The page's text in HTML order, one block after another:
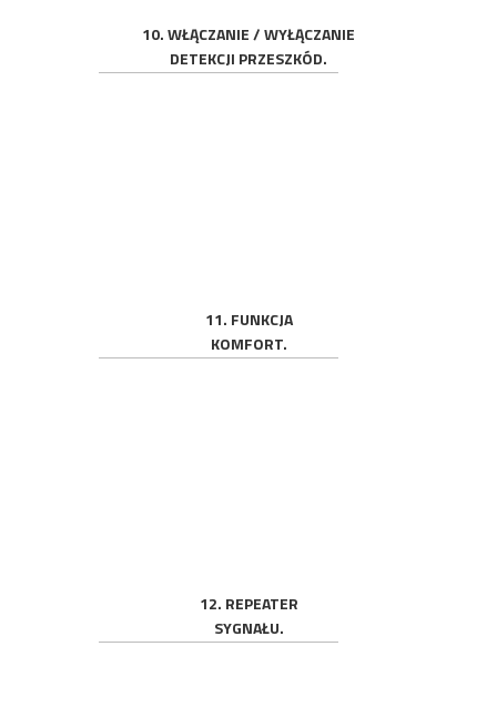
10. WŁĄCZANIE / WYŁĄCZANIE
DETEKCJI PRZESZKÓD.
11. FUNKCJA
KOMFORT.
12. REPEATER
SYGNAŁU.